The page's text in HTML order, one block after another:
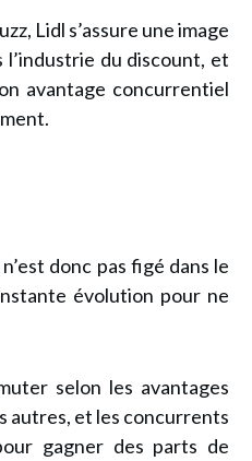
Lidl s’assure une image
l’industrie du discount, et
avantage concurrentiel
donc pas figé dans le
évolution pour ne
selon les avantages
autres, et les concurrents
gagner des parts de